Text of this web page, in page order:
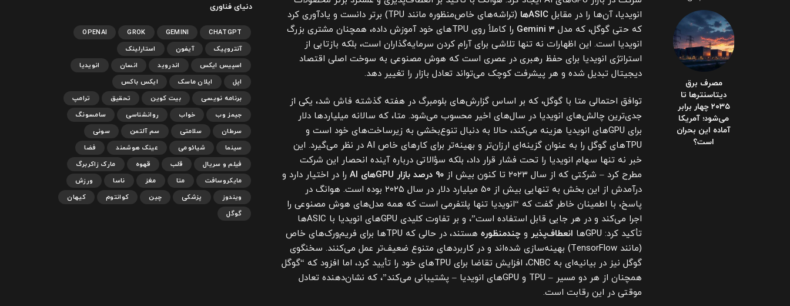
مصرف برق
دیتاسنترها تا
۲۰۳۵ چهار برابر
می‌شود؛ آمریکا
آماده این بحران
است؟
انویدیا، آن‌ها را در مقابل ASICها
(تراشه‌های خاص‌منظوره مانند TPU) برتر دانست و یادآوری کرد
که حتی گوگل، که مدل Gemini 3
را کاملاً روی TPUهای خود آموزش داده، همچنان مشتری بزرگ
انویدیا است. این اظهارات نه تنها تلاشی برای آرام کردن سرمایه‌گذاران است، بلکه بازتابی از
استراتژی انویدیا برای حفظ رهبری در عصری است که هوش مصنوعی به سوخت اصلی اقتصاد
دیجیتال تبدیل شده و هر پیشرفت کوچک می‌تواند تعادل بازار را تغییر دهد.
توافق احتمالی متا با گوگل، که بر اساس گزارش‌های بلومبرگ در هفته گذشته فاش شد، یکی از
جدی‌ترین چالش‌های انویدیا در سال‌های اخیر محسوب می‌شود. متا، که سالانه میلیاردها دلار
برای GPUهای انویدیا هزینه می‌کند، حالا به دنبال تنوع‌بخشی به زیرساخت‌های خود است و
TPUهای گوگل را به عنوان گزینه‌ای ارزان‌تر و بهینه‌تر برای کارهای خاص AI در نظر می‌گیرد. این
خبر نه تنها سهام انویدیا را تحت فشار قرار داد، بلکه سؤالاتی درباره آینده انحصار این شرکت
مطرح کرد – شرکتی که از سال ۲۰۲۳ تا کنون بیش از
۹۰ درصد بازار GPUهای AI
را در اختیار دارد و
درآمدش از این بخش به تنهایی بیش از ۵۰ میلیارد دلار در سال ۲۰۲۵ بوده است. هوانگ در
پاسخ، با اطمینان خاطر گفت که “انویدیا تنها پلتفرمی است که همه مدل‌های هوش مصنوعی را
اجرا می‌کند و در هر جایی قابل استفاده است”، و بر تفاوت کلیدی GPUهای انویدیا با ASICها
تأکید کرد: GPUها
انعطاف‌پذیر و چندمنظوره
هستند، در حالی که TPUها برای فریم‌ورک‌های خاص
(مانند TensorFlow) بهینه‌سازی شده‌اند و در کاربردهای متنوع ضعیف‌تر عمل می‌کنند. سخنگوی
گوگل نیز در بیانیه‌ای به CNBC، افزایش تقاضا برای TPUهای خود را تأیید کرد، اما افزود که “گوگل
همچنان از هر دو مسیر – TPU و GPUهای انویدیا – پشتیبانی می‌کند”، که نشان‌دهنده تعادل
موقتی در این رقابت است.
دنیای فناوری
CHATGPT
GEMINI
GROK
OPENAI
آنتروپیک
آیفون
استارلینک
اسپیس ایکس
اندروید انسان
انویدیا
اپل
ایلان ماسک
ایکس باکس
برنامه نویسی
بیت کوین تحقیق
ترامپ
جیمز وب
خواب روانشناسی
سامسونگ
سرطان
سلامتی سم آلتمن
سونی
سینما
شیائومی عینک هوشمند
فضا
فیلم و سریال
قلب قهوه
مارک زاکربرگ
مایکروسافت
متا مغز ناسا
ورزش
ویندوز
پزشکی چین کوانتوم
کیهان
گوگل